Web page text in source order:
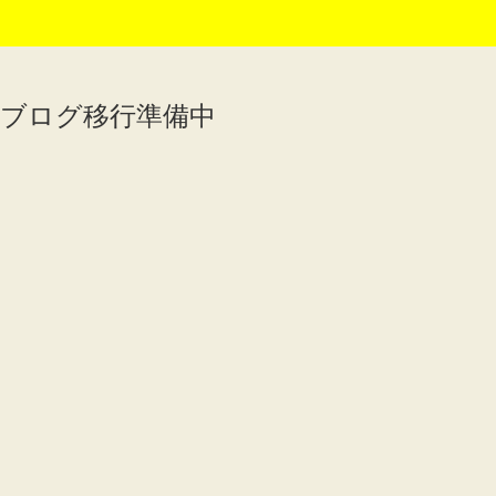
ブログ移行準備中